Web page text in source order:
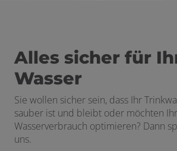
Alles sicher für
Wasser
Sie wollen sicher sein, dass Ihr
sauber ist und bleibt oder möchten
Wasserverbrauch optimieren? Dann
uns.